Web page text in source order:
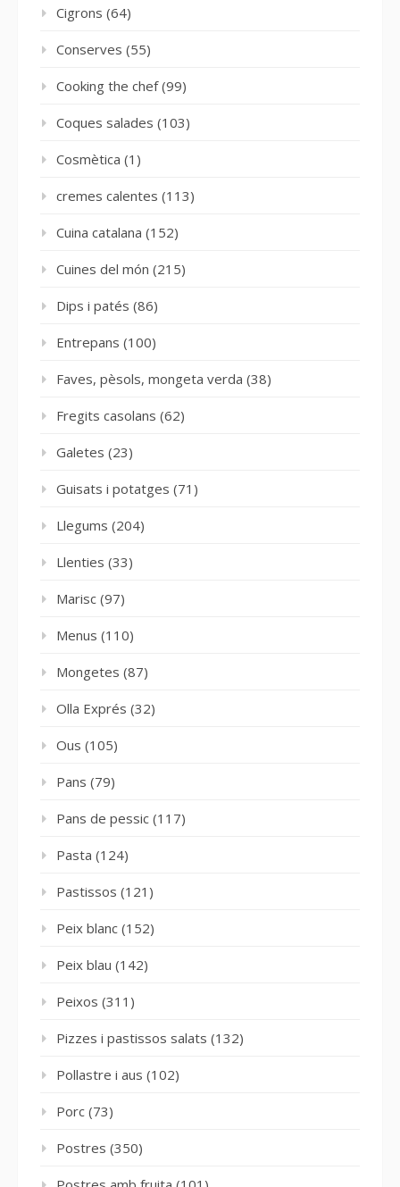
Cigrons (64)
Conserves (55)
Cooking the chef(99)
Coques salades (103)
Cosmètica (1)
cremes calentes (113)
Cuina catalana (152)
Cuines del món (215)
Dips i patés (86)
Entrepans (100)
Faves, pèsols, mongeta verda (38)
Fregits casolans (62)
Galetes (23)
Guisats i potatges (71)
Llegums (204)
Llenties (33)
Marisc (97)
Menus (110)
Mongetes (87)
Olla Exprés (32)
Ous (105)
Pans (79)
Pans de pessic (117)
Pasta (124)
Pastissos (121)
Peix blanc (152)
Peix blau (142)
Peixos (311)
Pizzes i pastissos salats (132)
Pollastre i aus (102)
Porc (73)
Postres (350)